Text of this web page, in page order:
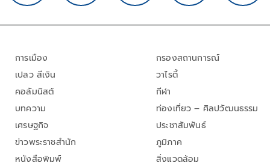
การเมือง
เปลว สีเงิน
คอลัมนิสต์
บทความ
เศรษฐกิจ
ข่าวพระราชสำนัก
หนังสือพิมพ์
กรองสถานการณ์
วาไรตี้
กีฬา
ท่องเที่ยว – ศิลปวัฒนธรรม
ประชาสัมพันธ์
ภูมิภาค
สิ่งแวดล้อม